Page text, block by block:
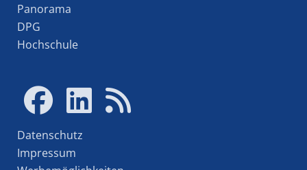
Panorama
DPG
Hochschule
Datenschutz
Impressum